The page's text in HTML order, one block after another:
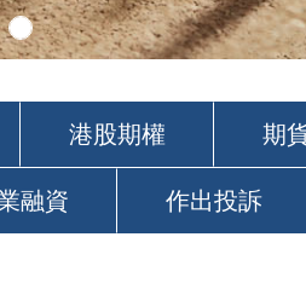
港股期權 期
融資 作出投訴